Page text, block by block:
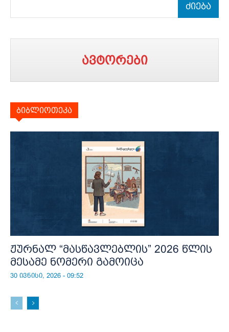
ძიება
ავტორები
ბიბლიოთეკა
ჟურნალ “მასწავლებლის” 2026 წლის
მესამე ნომერი გამოიცა
30 ივნისი, 2026 - 09:52